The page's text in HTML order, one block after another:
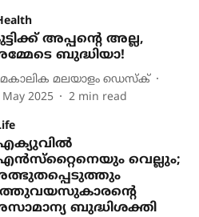
അപ്പന്റെ അല്ല,
ബുദ്ധിയാ!
മലയാളം ഡെസ്ക്
May 2025
2 min read
വെല്ലും;
ബുദ്ധിശക്തി